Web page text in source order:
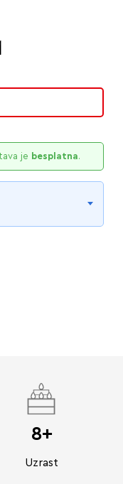
je besplatna.
8+
Uzrast